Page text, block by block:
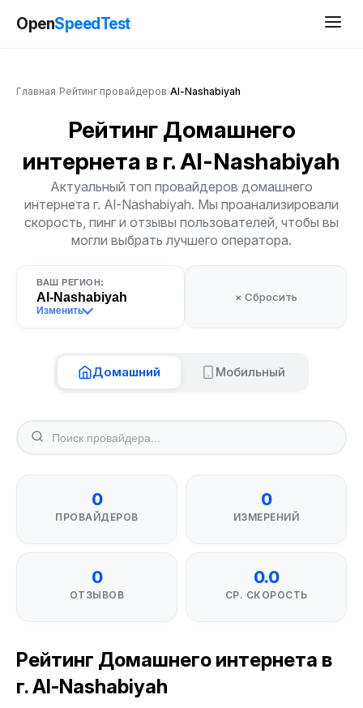
OpenSpeedTest
Главная Рейтинг провайдеров Al-Nashabiyah
Рейтинг Домашнего
интернета в г. Al-Nashabiyah
Актуальный топ провайдеров домашнего
интернета г. Al-Nashabiyah. Мы проанализировали
скорость, пинг и отзывы пользователей, чтобы вы
могли выбрать лучшего оператора.
ВАШ РЕГИОН:
Al-Nashabiyah
Изменить
× Сбросить
Домашний Мобильный
0
ПРОВАЙДЕРОВ
0
ИЗМЕРЕНИЙ
0
ОТЗЫВОВ
0.0
СР. СКОРОСТЬ
Рейтинг Домашнего интернета в
г. Al-Nashabiyah